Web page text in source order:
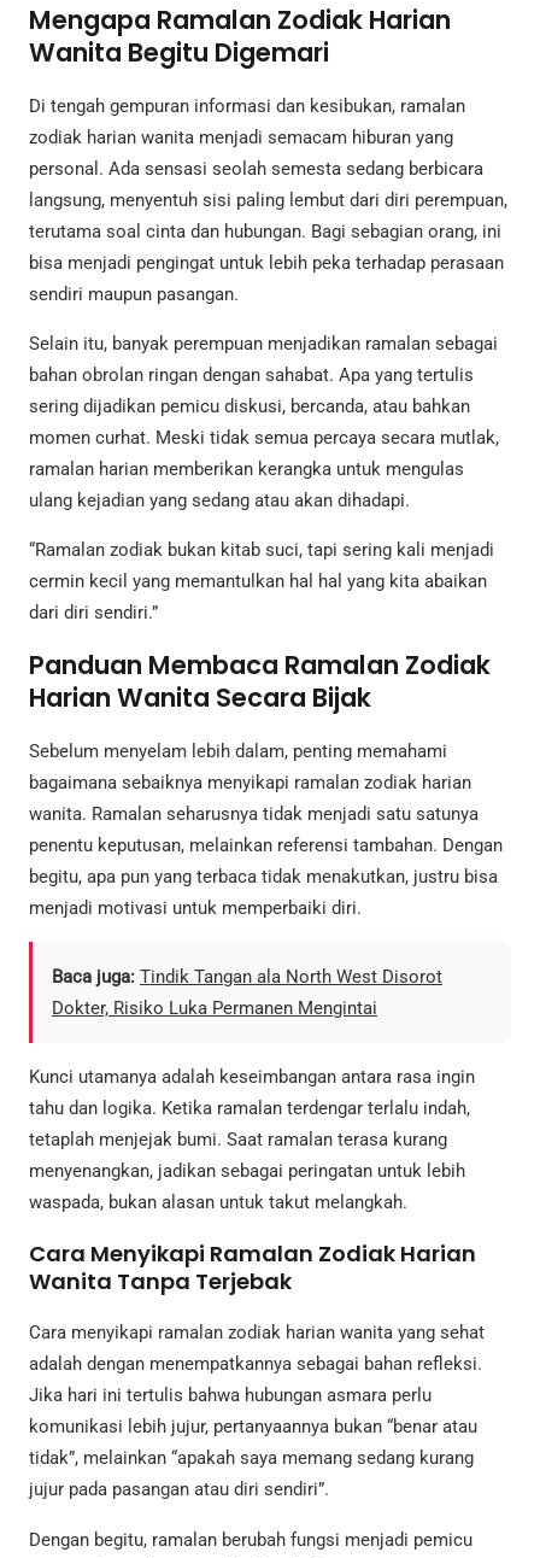
Mengapa Ramalan Zodiak Harian
Wanita Begitu Digemari
Di tengah gempuran informasi dan kesibukan, ramalan
zodiak harian wanita menjadi semacam hiburan yang
personal. Ada sensasi seolah semesta sedang berbicara
langsung, menyentuh sisi paling lembut dari diri perempuan,
terutama soal cinta dan hubungan. Bagi sebagian orang, ini
bisa menjadi pengingat untuk lebih peka terhadap perasaan
sendiri maupun pasangan.
Selain itu, banyak perempuan menjadikan ramalan sebagai
bahan obrolan ringan dengan sahabat. Apa yang tertulis
sering dijadikan pemicu diskusi, bercanda, atau bahkan
momen curhat. Meski tidak semua percaya secara mutlak,
ramalan harian memberikan kerangka untuk mengulas
ulang kejadian yang sedang atau akan dihadapi.
“Ramalan zodiak bukan kitab suci, tapi sering kali menjadi
cermin kecil yang memantulkan hal hal yang kita abaikan
dari diri sendiri.”
Panduan Membaca Ramalan Zodiak
Harian Wanita Secara Bijak
Sebelum menyelam lebih dalam, penting memahami
bagaimana sebaiknya menyikapi ramalan zodiak harian
wanita. Ramalan seharusnya tidak menjadi satu satunya
penentu keputusan, melainkan referensi tambahan. Dengan
begitu, apa pun yang terbaca tidak menakutkan, justru bisa
menjadi motivasi untuk memperbaiki diri.
Baca juga: Tindik Tangan ala North West Disorot
Dokter, Risiko Luka Permanen Mengintai
Kunci utamanya adalah keseimbangan antara rasa ingin
tahu dan logika. Ketika ramalan terdengar terlalu indah,
tetaplah menjejak bumi. Saat ramalan terasa kurang
menyenangkan, jadikan sebagai peringatan untuk lebih
waspada, bukan alasan untuk takut melangkah.
Cara Menyikapi Ramalan Zodiak Harian
Wanita Tanpa Terjebak
Cara menyikapi ramalan zodiak harian wanita yang sehat
adalah dengan menempatkannya sebagai bahan refleksi.
Jika hari ini tertulis bahwa hubungan asmara perlu
komunikasi lebih jujur, pertanyaannya bukan “benar atau
tidak”, melainkan “apakah saya memang sedang kurang
jujur pada pasangan atau diri sendiri”.
Dengan begitu, ramalan berubah fungsi menjadi pemicu